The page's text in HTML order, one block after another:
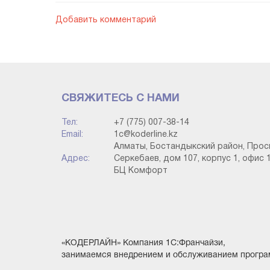
· ТМҚ және қызметтерді сату: сату-
Тек тауарларды немесе материалдарды
тауарларды сату» бірінші құжатын пайдалану
Қазақстан үшін 1С 8 бухгалтерияда ТМҚ іске
Добавить комментарий
СВЯЖИТЕСЬ С НАМИ
Тел:
+7 (775) 007-38-14
Email:
1c@koderline.kz
Адрес:
Алматы, Бостандыкский район,
Серкебаев, дом 107, корпус 1, офис
БЦ Комфорт
«КОДЕРЛАЙН» Компания 1С:Франчайзи,
занимаемся внедрением и обслуживанием